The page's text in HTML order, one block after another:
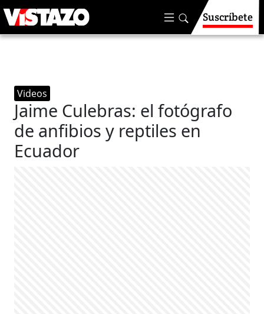
Suscríbete
Videos
Jaime Culebras: el fotógrafo
de anfibios y reptiles en
Ecuador